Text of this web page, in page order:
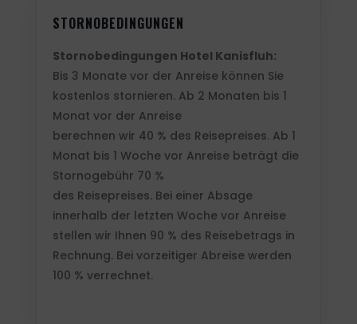
STORNOBEDINGUNGEN
Stornobedingungen Hotel Kanisfluh:
Bis 3 Monate vor der Anreise können Sie
kostenlos stornieren. Ab 2 Monaten bis 1
Monat vor der Anreise
berechnen wir 40 % des Reisepreises. Ab 1
Monat bis 1 Woche vor Anreise beträgt die
Stornogebühr 70 %
des Reisepreises. Bei einer Absage
innerhalb der letzten Woche vor Anreise
stellen wir Ihnen 90 % des Reisebetrags in
Rechnung. Bei vorzeitiger Abreise werden
100 % verrechnet.